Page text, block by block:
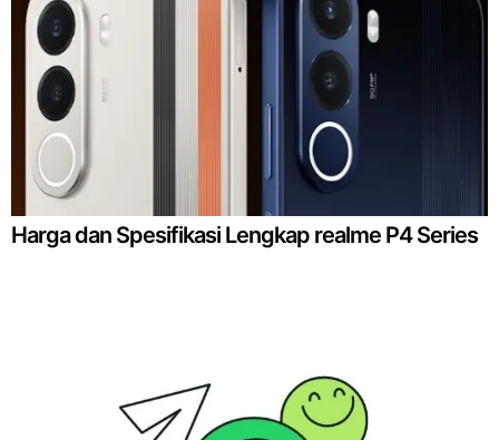
Harga dan Spesifikasi Lengkap realme P4 Series